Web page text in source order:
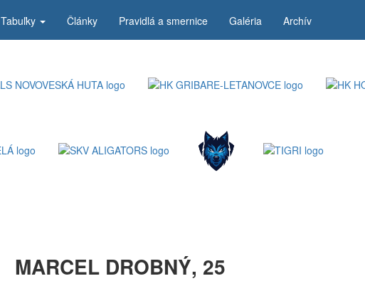
Tabuľky Články Pravidlá a smernice Galéria Archív
MARCEL DROBNÝ, 25